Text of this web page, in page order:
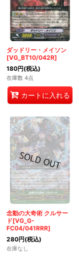
ダッドリー・メイソン
[VG_BT10/042R]
180円(税込)
在庫数 4点
カートに入れる
念動の大奇術 クルサー
ド[VG_G-
FC04/041RRR]
280円(税込)
在庫なし